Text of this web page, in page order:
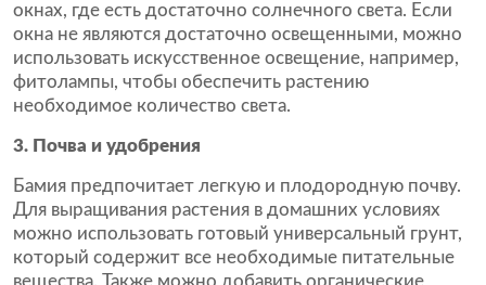
окнах, где есть достаточно солнечного света. Если
окна не являются достаточно освещенными, можно
использовать искусственное освещение, например,
фитолампы, чтобы обеспечить растению
необходимое количество света.
3. Почва и удобрения
Бамия предпочитает легкую и плодородную почву.
Для выращивания растения в домашних условиях
можно использовать готовый универсальный грунт,
который содержит все необходимые питательные
вещества. Также можно добавить органические